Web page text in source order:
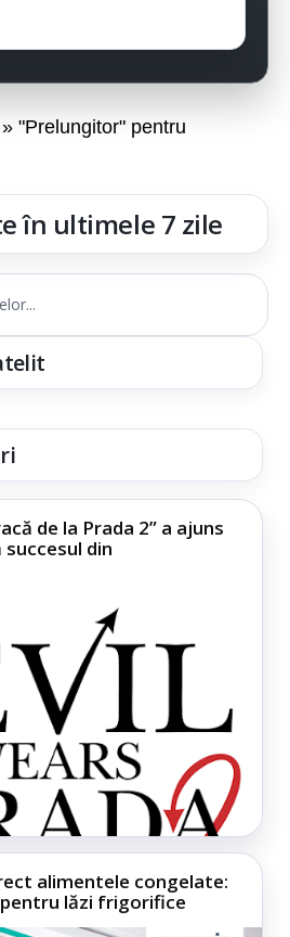
"Prelungitor" pentru
în ultimele 7 zile
de la Prada 2” a ajuns
succesul din
alimentele congelate:
lăzi frigorifice